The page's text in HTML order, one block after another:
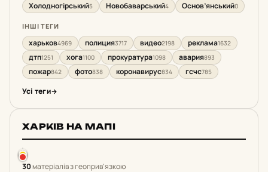
Холодногірський5 Новобаварський4 Основ’янський0
ІНШІ ТЕГИ
харьков4969 полиция3717 видео2198 реклама1632
дтп1251 хога1100 прокуратура1098 авария893
пожар842 фото838 коронавирус834 гсчс785
Усі теги
ХАРКІВ НА МАПІ
30матеріалів з геоприв'язкою